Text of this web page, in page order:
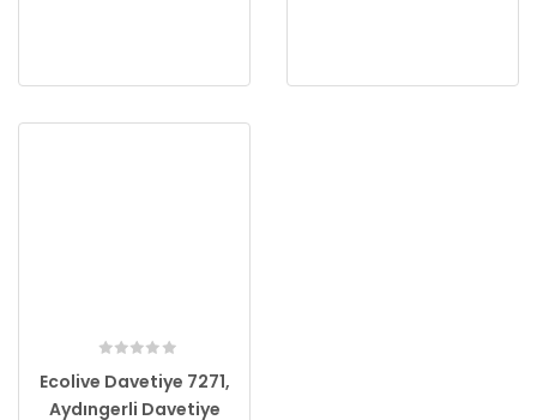
Ecolive Davetiye 7271,
Aydıngerli Davetiye